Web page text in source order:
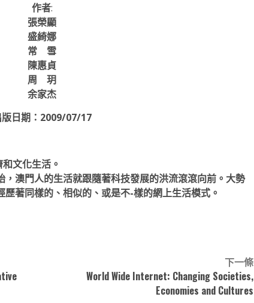
作者:
張榮顯
盛綺娜
常 雪
陳惠貞
周 玥
余家杰
版日期：2009/07/17
文化生活。
澳門人的生活就跟隨著科技發展的洪流滾滾向前。大勢
著同樣的、相似的、或是不-樣的網上生活模式。
下一條
World Wide Internet: Changing Societies,
Economies and Cultures